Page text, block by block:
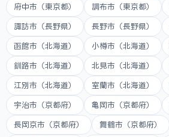
府中市（東京都） 調布市（東京都）
諏訪市（長野県） 長野市（長野県）
函館市（北海道） 小樽市（北海道）
釧路市（北海道） 北見市（北海道）
江別市（北海道） 室蘭市（北海道）
宇治市（京都府） 亀岡市（京都府）
長岡京市（京都府） 舞鶴市（京都府）